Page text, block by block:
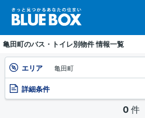
亀田町のバス・トイレ別物件 情報一覧
エリア 亀田町
詳細条件
0 件